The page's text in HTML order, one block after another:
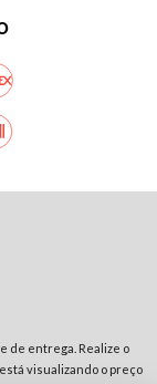
de entrega. Realize o
visualizando o preço